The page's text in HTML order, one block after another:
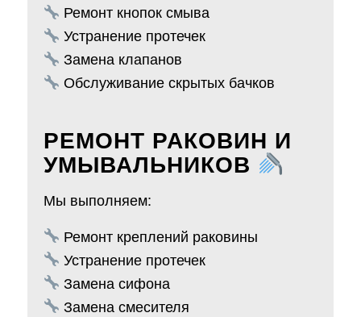
Ремонт кнопок смыва
Устранение протечек
Замена клапанов
Обслуживание скрытых бачков
РЕМОНТ РАКОВИН И
УМЫВАЛЬНИКОВ
Мы выполняем:
Ремонт креплений раковины
Устранение протечек
Замена сифона
Замена смесителя